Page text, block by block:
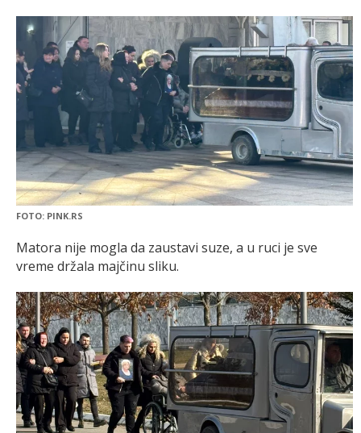
FOTO: PINK.RS
Matora nije mogla da zaustavi suze, a u ruci je sve
vreme držala majčinu sliku.